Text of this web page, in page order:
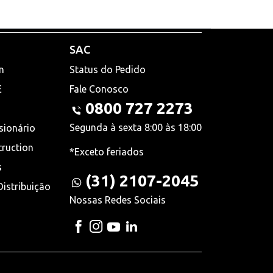
SAC
Status do Pedido
Fale Conosco
0800 727 2273
Segunda à sexta 8:00 às 18:00
*Exceto feriados
(31) 2107-2045
Nossas Redes Sociais